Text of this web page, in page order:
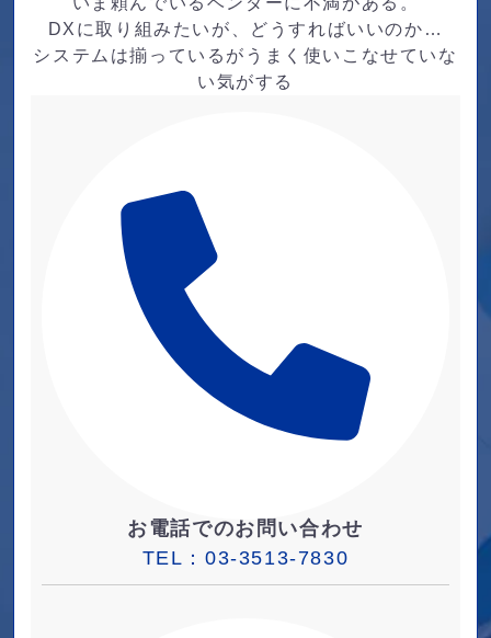
DXに取り組みたいが、どうすればいいのか…
システムは揃っているがうまく使いこなせていな
い気がする
お電話でのお問い合わせ
TEL：03-3513-7830